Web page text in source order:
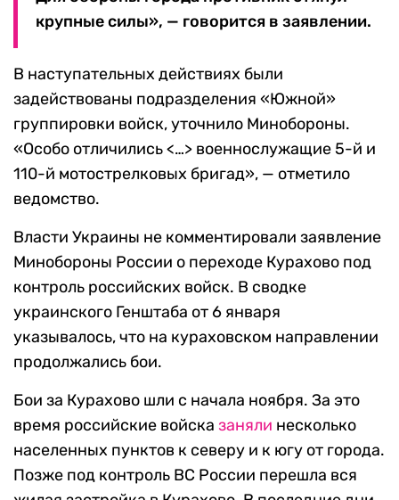
крупные силы», — говорится в заявлении.
В наступательных действиях были
задействованы подразделения «Южной»
группировки войск, уточнило Минобороны.
«Особо отличились <…> военнослужащие 5-й и
110-й мотострелковых бригад», — отметило
ведомство.
Власти Украины не комментировали заявление
Минобороны России о переходе Курахово под
контроль российских войск. В сводке
украинского Генштаба от 6 января
указывалось, что на кураховском направлении
продолжались бои.
Бои за Курахово шли с начала ноября. За это
время российские войска заняли несколько
населенных пунктов к северу и к югу от города.
Позже под контроль ВС России перешла вся